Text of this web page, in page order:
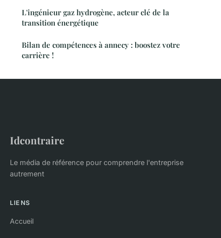
L'ingénieur gaz hydrogène, acteur clé de la
transition énergétique
Bilan de compétences à annecy : boostez votre
carrière !
Idcontraire
Le média de référence pour comprendre l'entreprise
autrement
LIENS
Accueil